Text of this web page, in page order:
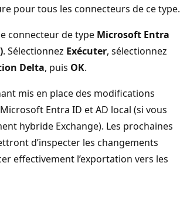
pour tous les connecteurs de ce type.
connecteur de type Microsoft Entra
. Sélectionnez Exécuter, sélectionnez
Delta, puis OK.
mis en place des modifications
Entra ID et AD local (si vous
hybride Exchange). Les prochaines
d’inspecter les changements
effectivement l’exportation vers les